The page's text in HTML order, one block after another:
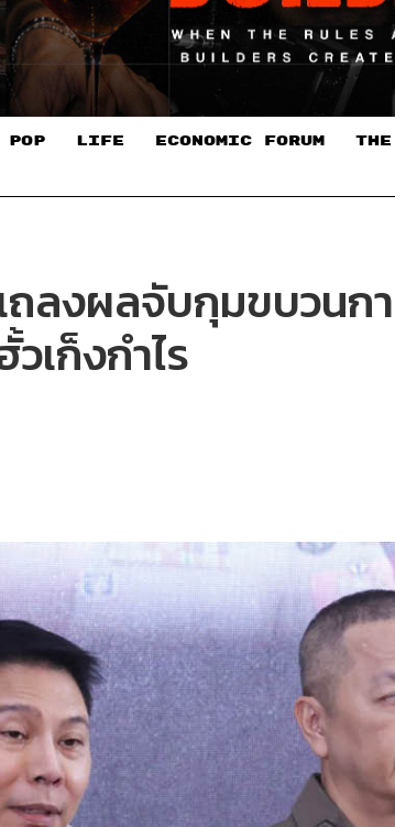
POP LIFE ECONOMIC FORUM
ลงผลจับกุมขบวนก
เก็งกำไร